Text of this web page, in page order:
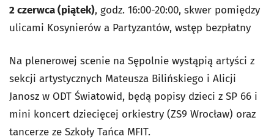
2 czerwca (piątek), godz. 16:00-20:00, skwer pomiędzy
ulicami Kosynierów a Partyzantów, wstęp bezpłatny
Na plenerowej scenie na Sępolnie wystąpią artyści z
sekcji artystycznych Mateusza Bilińskiego i Alicji
Janosz w ODT Światowid, będą popisy dzieci z SP 66 i
mini koncert dziecięcej orkiestry (ZS9 Wrocław) oraz
tancerze ze Szkoły Tańca MFIT.